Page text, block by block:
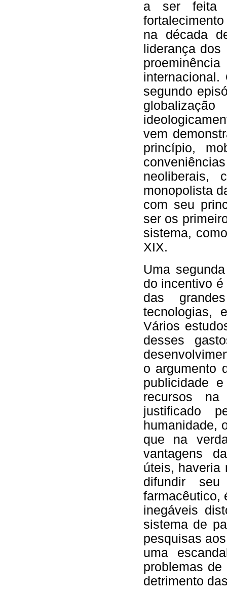
a ser feita
na década
liderança
segundo
vem
princípio,
neoliberais,
monopolista
com seu
ser os
sistema,
XIX.
Uma
do incentivo
das
tecnologias,
Vários
desses
o argumento
publicidade
recursos
justificado
humanidade,
que na
vantagens
úteis, haveria
difundir
farmacêutico,
inegáveis
sistema de
pesquisas
uma
problemas
detrimento